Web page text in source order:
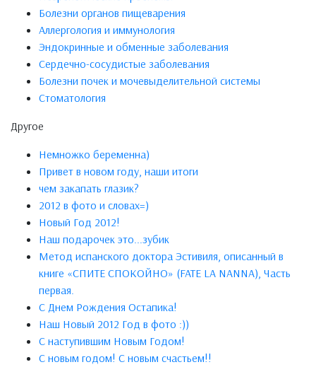
Болезни органов пищеварения
Аллергология и иммунология
Эндокринные и обменные заболевания
Сердечно-сосудистые заболевания
Болезни почек и мочевыделительной системы
Стоматология
Другое
Немножко беременна)
Привет в новом году, наши итоги
чем закапать глазик?
2012 в фото и словах=)
Новый Год 2012!
Наш подарочек это...зубик
Метод испанского доктора Эстивиля, описанный в
книге «СПИТЕ СПОКОЙНО» (FATE LA NANNA), Часть
первая.
С Днем Рождения Остапика!
Наш Новый 2012 Год в фото :))
С наступившим Новым Годом!
C новым годом! С новым счастьем!!